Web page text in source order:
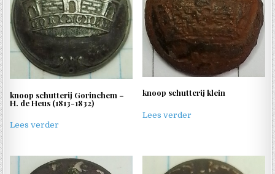
knoop schutterij Gorinchem –
H. de Heus (1813-1832)
Lees verder
knoop schutterij klein
Lees verder